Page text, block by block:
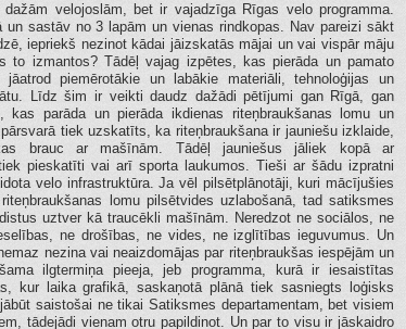
velojoslām, bet ir vajadzīga Rīgas velo programma.
un sastāv no 3 lapām un vienas rindkopas. Nav pareizi sākt
iepriekš nezinot kādai jāizskatās mājai un vai vispār māju
to izmantos? Tādēļ vajag izpētes, kas pierāda un pamato
piemērotākie un labākie materiāli, tehnoloģijas un
Līdz šim ir veikti daudz dažādi pētījumi gan Rīgā, gan
kas parāda un pierāda ikdienas riteņbraukšanas lomu un
tiek uzskatīts, ka riteņbraukšana ir jauniešu izklaide,
brauc ar mašīnām. Tādēļ jauniešus jāliek kopā ar
pieskatīti vai arī sporta laukumos. Tieši ar šādu izpratni
velo infrastruktūra. Ja vēl pilsētplānotāji, kuri mācījušies
lomu pilsētvides uzlabošanā, tad satiksmes
uztver kā traucēkli mašīnām. Neredzot ne sociālos, ne
ne drošības, ne vides, ne izglītības ieguvumus. Un
nezina vai neaizdomājas par riteņbraukšas iespējām un
ilgtermiņa pieeja, jeb programma, kurā ir iesaistītas
kur laika grafikā, saskaņotā plānā tiek sasniegts loģisks
saistošai ne tikai Satiksmes departamentam, bet visiem
tādejādi vienam otru papildinot. Un par to visu ir jāskaidro